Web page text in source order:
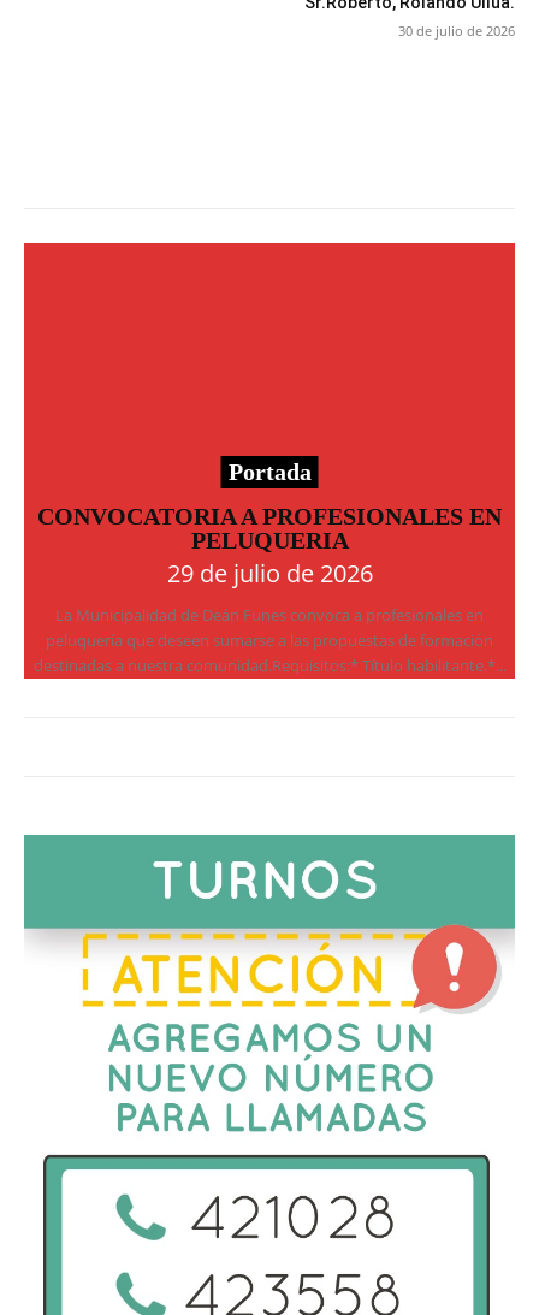
30 de julio de 2026
Portada
CONVOCATORIA A PROFESIONALES EN
PELUQUERIA
29 de julio de 2026
La Municipalidad de Deán Funes convoca a profesionales en
peluquería que deseen sumarse a las propuestas de formación
destinadas a nuestra comunidad.Requisitos:* Título habilitante.*...